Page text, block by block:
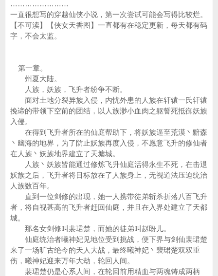
……………………
一直很想写的穿越仙侠小说，第一次尝试可能会写得比较烂。
【不可渎】【侠女天香图】一直都有在稳定更新，每天都有码
字，不会太监。
第一章。
州夏大陆。
人族，妖族，飞升者纷争不断。
面对土地分裂异族入侵，内忧外患的人族在轩辕一氏轩辕
挽谛的带领下空前的团结，以人族渺小血肉之躯誓死抵御妖族
入侵。
在得到飞升者所在的仙庭帮助下，将妖族逼至荒漠丶黯森
丶幽海的地界，为了防止妖族再度入侵，不愿意飞升的修仙者
在人族丶妖族地界建立了天墉城。
人族丶妖族皆能通过修炼飞升仙庭活得永生不死，在击退
妖族之后，飞升者将目标放在了人族身上，无视道法压迫统治
人族数百年。
直到一位剑修的出现，她一人携带徒弟斩杀折落八百飞升
者，将自视甚高的飞升者赶回仙庭，并且在入界处建立了天都
城。
那名女剑修叫裴珺楚，而她的徒弟叫赵盼儿。
仙庭统治者曦神妃见地位受到挑战，便下界与剑仙裴珺楚
来了一场旷古绝今的天人大战，最终曦神妃丶裴珺楚双双重
伤，曦神妃迎来万年大劫，轮回人间。
裴珺楚仍是心系人间，在轮回前用精血与两魂铸成两柄